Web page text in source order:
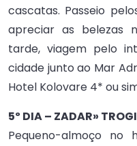
cascatas. Passeio
apreciar as belezas
tarde, viagem pelo
cidade junto ao Mar
Hotel Kolovare 4* ou
5º DIA – ZADAR»
Pequeno-almoço no